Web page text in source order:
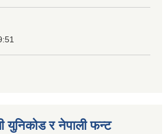
युनिकोड र नेपाली फन्ट